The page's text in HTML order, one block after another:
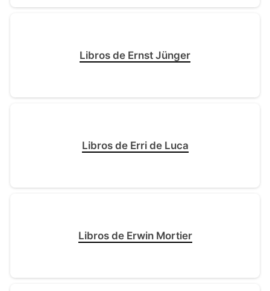
Libros de Ernst Jünger
Libros de Erri de Luca
Libros de Erwin Mortier